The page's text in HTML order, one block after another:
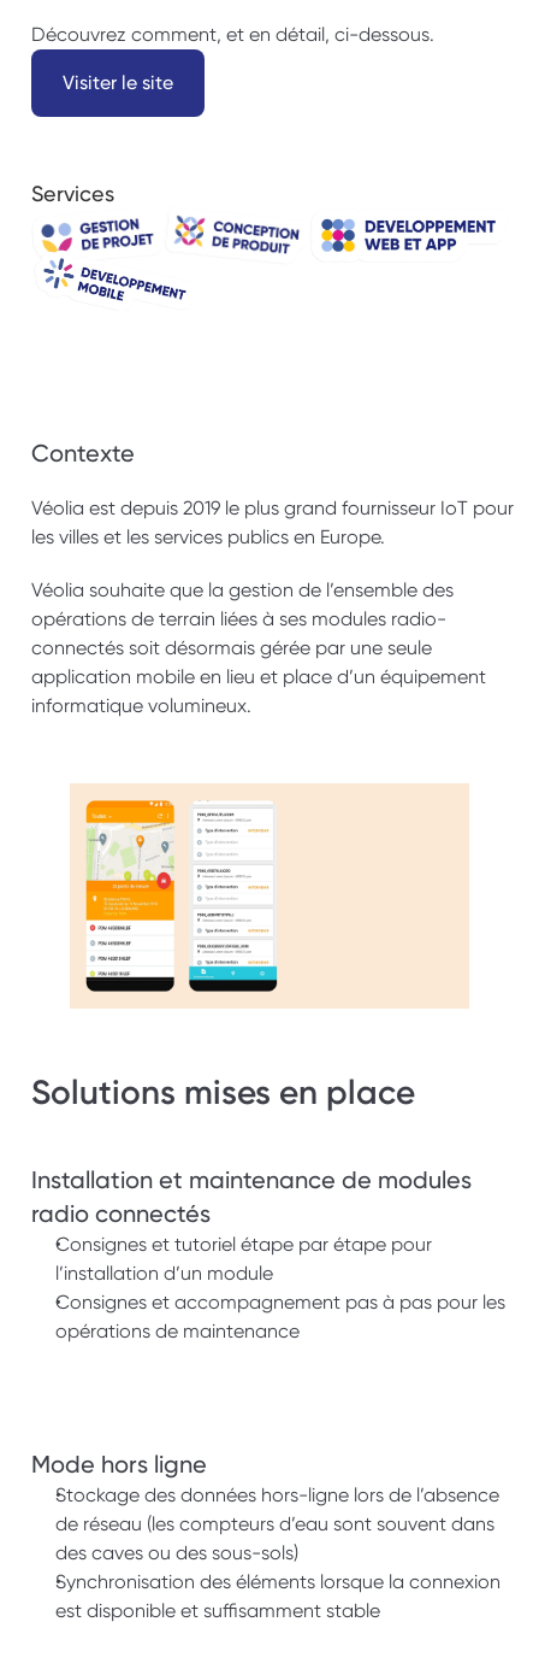
Découvrez comment, et en détail, ci-dessous.
Visiter le site
Services
Contexte
Véolia est depuis 2019 le plus grand fournisseur IoT pour
les villes et les services publics en Europe.
Véolia souhaite que la gestion de l’ensemble des
opérations de terrain liées à ses modules radio-
connectés soit désormais gérée par une seule
application mobile en lieu et place d’un équipement
informatique volumineux.
Solutions mises en place
Installation et maintenance de modules
radio connectés
Consignes et tutoriel étape par étape pour
l’installation d’un module
Consignes et accompagnement pas à pas pour les
opérations de maintenance
Mode hors ligne
Stockage des données hors-ligne lors de l’absence
de réseau (les compteurs d’eau sont souvent dans
des caves ou des sous-sols)
Synchronisation des éléments lorsque la connexion
est disponible et suffisamment stable